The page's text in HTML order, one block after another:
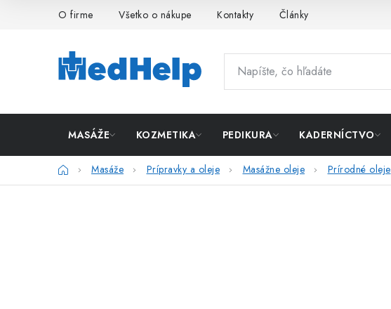
O firme Všetko o nákupe Kontakty Články
MASÁŽE KOZMETIKA PEDIKURA KADERNÍCTVO
DomovMasáže Prípravky a oleje Masážne oleje Prírodné oleje